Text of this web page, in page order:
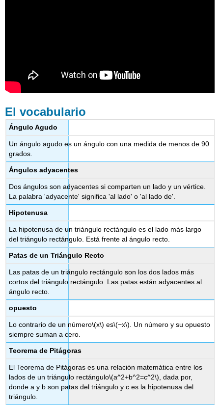
El vocabulario
Ángulo Agudo
Un ángulo agudo es un ángulo con una medida de menos de 90
grados.
Ángulos adyacentes
Dos ángulos son adyacentes si comparten un lado y un vértice.
La palabra 'adyacente' significa 'al lado' o 'al lado de'.
Hipotenusa
La hipotenusa de un triángulo rectángulo es el lado más largo
del triángulo rectángulo. Está frente al ángulo recto.
Patas de un Triángulo Recto
Las patas de un triángulo rectángulo son los dos lados más
cortos del triángulo rectángulo. Las patas están adyacentes al
ángulo recto.
opuesto
Lo contrario de un número\(x\) es\(−x\) . Un número y su opuesto
siempre suman a cero.
Teorema de Pitágoras
El Teorema de Pitágoras es una relación matemática entre los
lados de un triángulo rectángulo\(a^2+b^2=c^2\) , dada por,
donde a y b son patas del triángulo y c es la hipotenusa del
triángulo.